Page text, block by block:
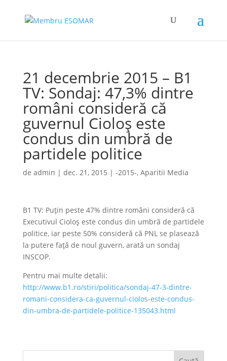
21 decembrie 2015 – B1
TV: Sondaj: 47,3% dintre
români consideră că
guvernul Cioloș este
condus din umbră de
partidele politice
de admin | dec. 21, 2015 | -2015-, Aparitii Media
B1 TV: Puțin peste 47% dintre români consideră că
Executivul Cioloș este condus din umbră de partidele
politice, iar peste 50% consideră că PNL se plasează
la putere față de noul guvern, arată un sondaj
INSCOP.
Pentru mai multe detalii:
http://www.b1.ro/stiri/politica/sondaj-47-3-dintre-
romani-considera-ca-guvernul-ciolos-este-condus-
din-umbra-de-partidele-politice-135043.html